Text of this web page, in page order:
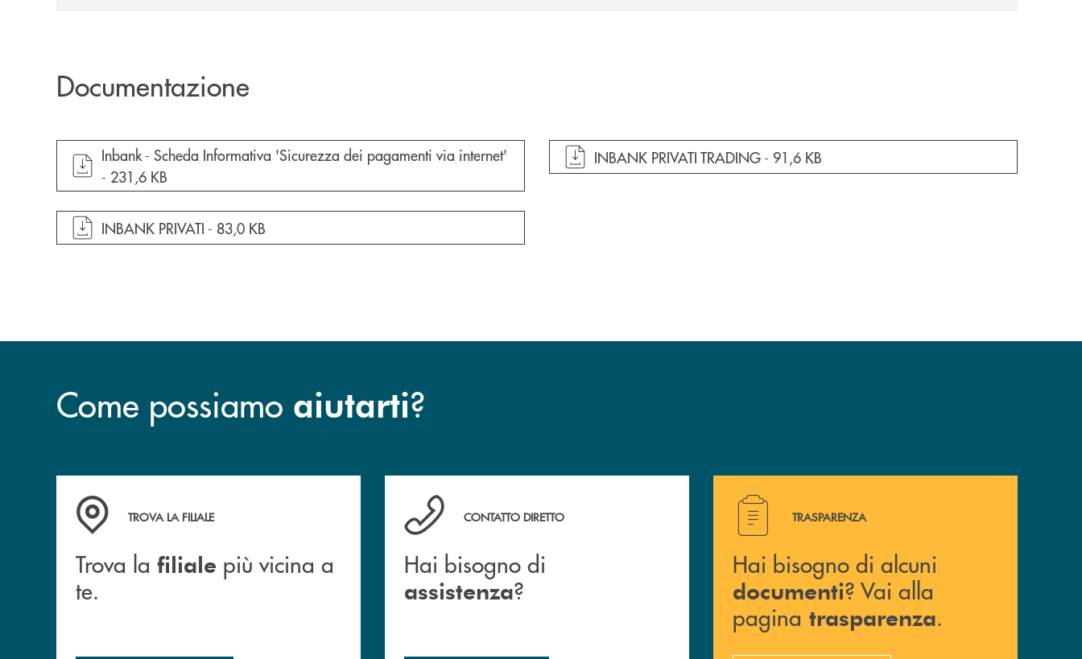
Documentazione
apre documento in una nuova finestra
Inbank - Scheda Informativa 'Sicurezza dei pagamenti via internet'
- 231,6 KB
apre documento in una nuova finestra
INBANK PRIVATI TRADING - 91,6 KB
apre documento in una nuova finestra
INBANK PRIVATI - 83,0 KB
Come possiamo aiutarti?
Trova la filiale più vicina a te.
TROVA LA FILIALE
Trova la filiale più vicina a
te.
Hai bisogno di assistenza ?&nbsp;
CONTATTO DIRETTO
Hai bisogno di
assistenza?
Hai bisogno di alcuni documenti ? Vai alla pagina
TRASPARENZA
Hai bisogno di alcuni
documenti? Vai alla
pagina trasparenza.